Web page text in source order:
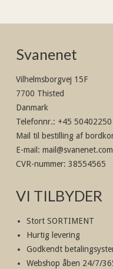
Svanenet
Vilhelmsborgvej 15F
7700 Thisted
Danmark
Telefonnr.: +45 50402250
Mail til bestilling af
E-mail : mail@svanenet.com
CVR-nummer: 38554565
VI TILBYDER
Stort SORTIMENT
Hurtig levering
Godkendt
Webshop åben 24/7/